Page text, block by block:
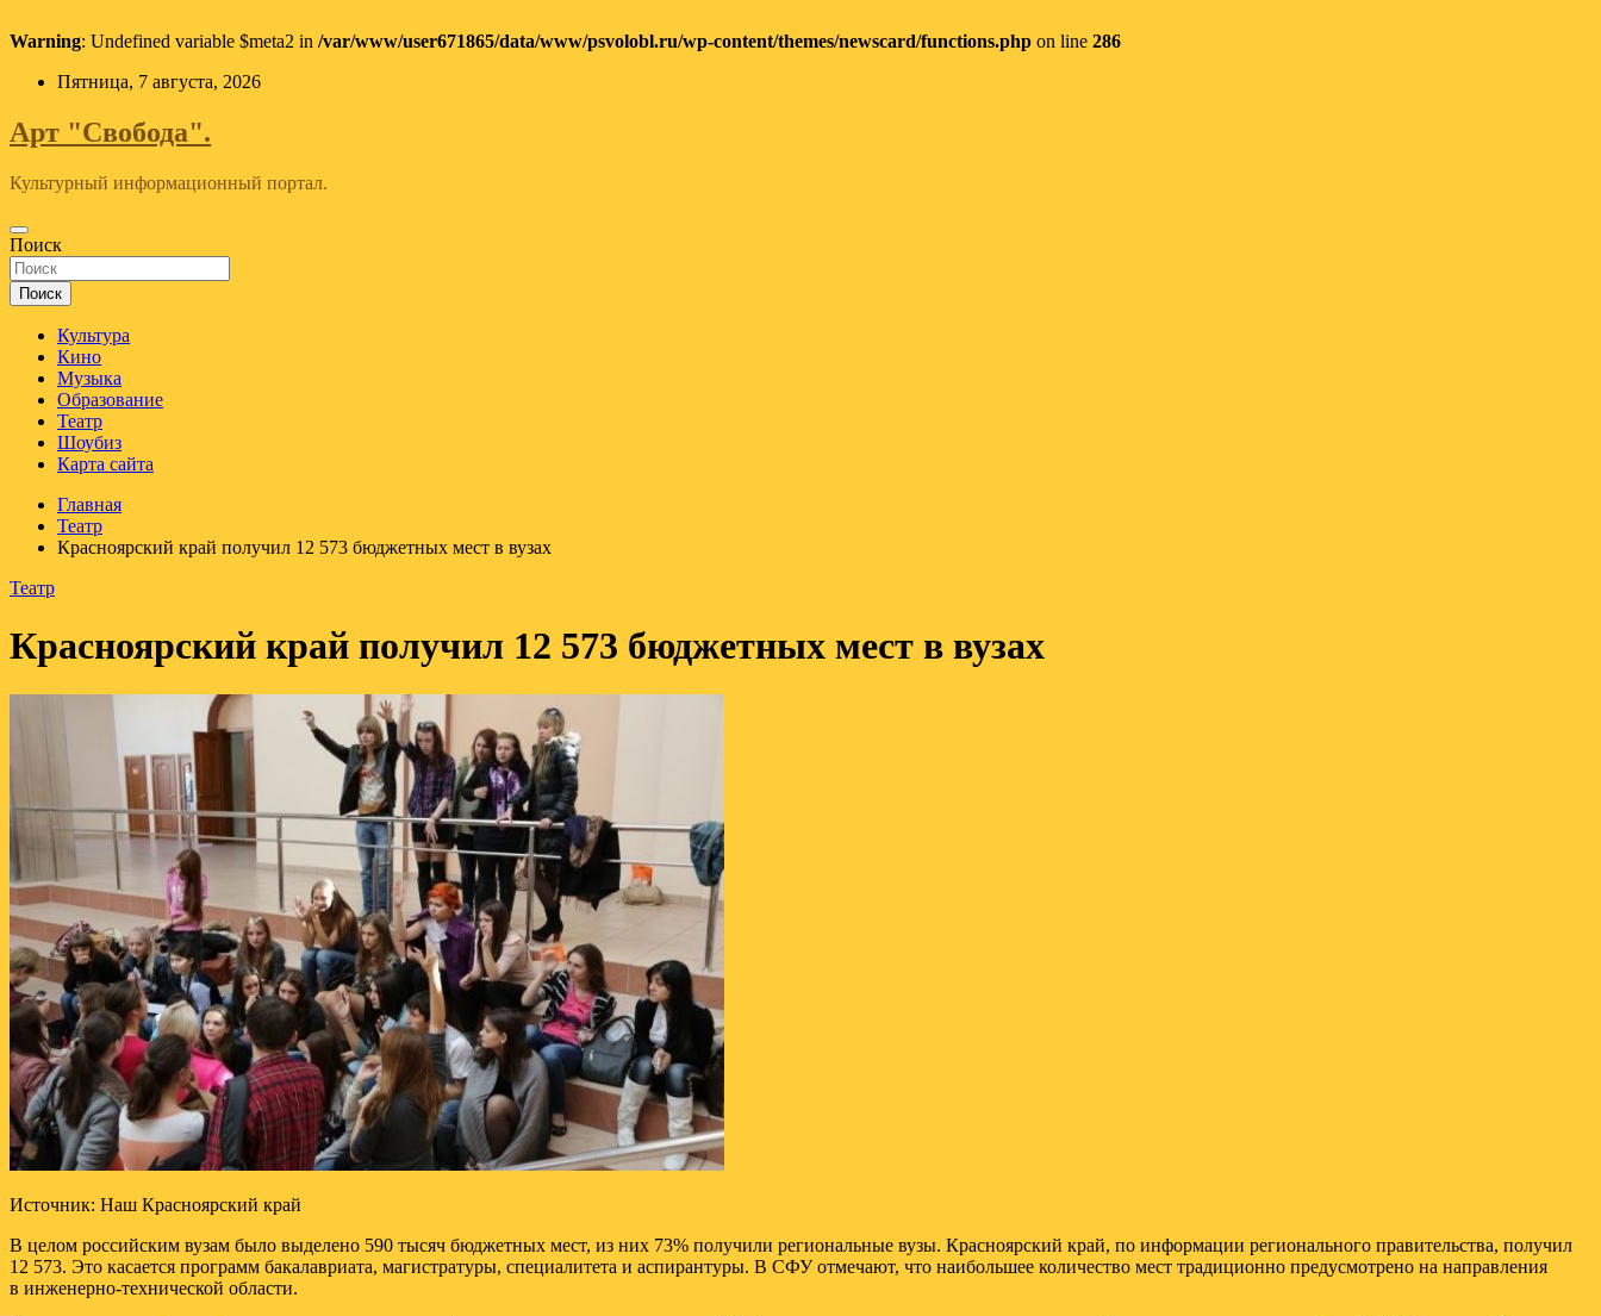
Warning: Undefined variable $meta2 in /var/www/user671865/data/www/psvolobl.ru/wp-content/themes/newscard/functions.php on line 286
Перейти
содержимому
Пятница, 7 августа, 2026
Арт "Свобода".
Культурный информационный портал.
Поиск
Поиск
Культура
Кино
Музыка
Образование
Театр
Шоубиз
Карта сайта
Главная
Театр
Красноярский край получил 12 573 бюджетных мест в вузах
Театр
Красноярский край получил 12 573 бюджетных мест в вузах
Источник: Наш Красноярский край
В целом российским вузам было выделено 590 тысяч бюджетных мест, из них 73% получили региональные вузы. Красноярский край, по информации регионального правительства, получил
12 573. Это касается программ бакалавриата, магистратуры, специалитета и аспирантуры. В СФУ отмечают, что наибольшее количество мест традиционно предусмотрено на направления
в инженерно-технической области.